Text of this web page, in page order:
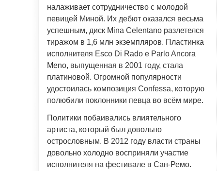
налаживает сотрудничество с молодой
певицей Миной. Их дебют оказался весьма
успешным, диск Mina Celentano разлетелся
тиражом в 1,6 млн экземпляров. Пластинка
исполнителя Esco Di Rado e Parlo Ancora
Meno, выпущенная в 2001 году, стала
платиновой. Огромной популярности
удостоилась композиция Confessa, которую
полюбили поклонники певца во всём мире.
Политики побаивались влиятельного
артиста, который был довольно
острословным. В 2012 году власти страны
довольно холодно восприняли участие
исполнителя на фестивале в Сан-Ремо.